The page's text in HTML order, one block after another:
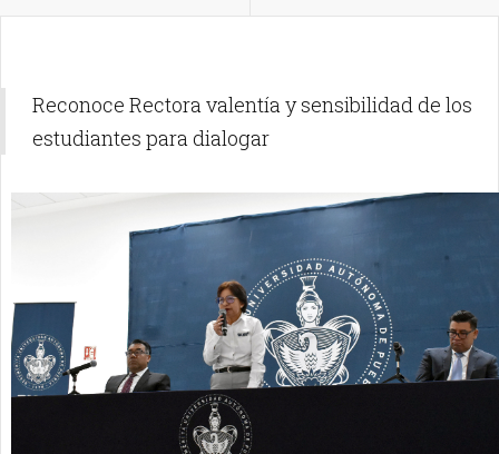
Reconoce Rectora valentía y sensibilidad de los
estudiantes para dialogar